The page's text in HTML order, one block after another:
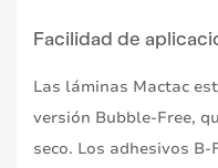
Facilidad de
Las láminas Mactac
versión Bubble-Free,
seco. Los adhesivos